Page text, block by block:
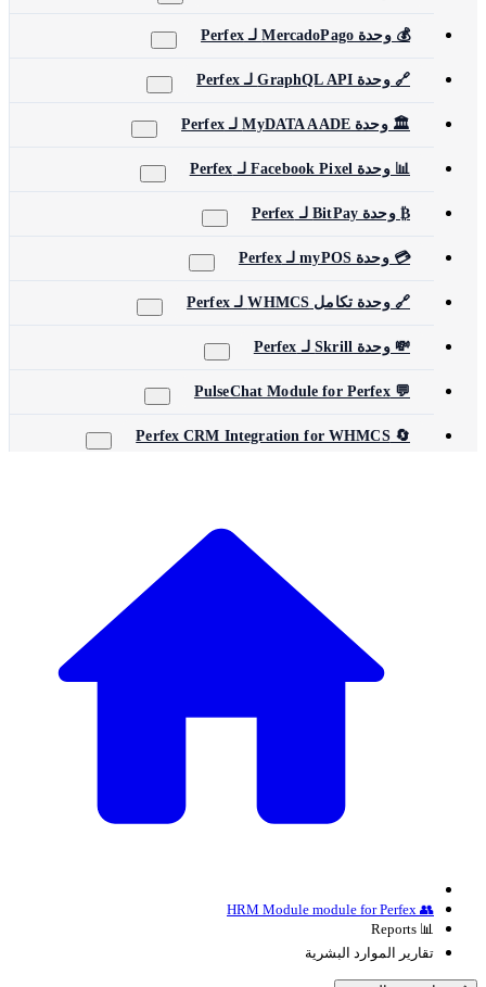
💰 وحدة MercadoPago لـ Perfex
🔗 وحدة GraphQL API لـ Perfex
🏛️ وحدة MyDATA AADE لـ Perfex
📊 وحدة Facebook Pixel لـ Perfex
₿ وحدة BitPay لـ Perfex
💳 وحدة myPOS لـ Perfex
🔗 وحدة تكامل WHMCS لـ Perfex
💸 وحدة Skrill لـ Perfex
💬 PulseChat Module for Perfex
🔄 Perfex CRM Integration for WHMCS
👥 HRM Module module for Perfex
📊 Reports
تقارير الموارد البشرية